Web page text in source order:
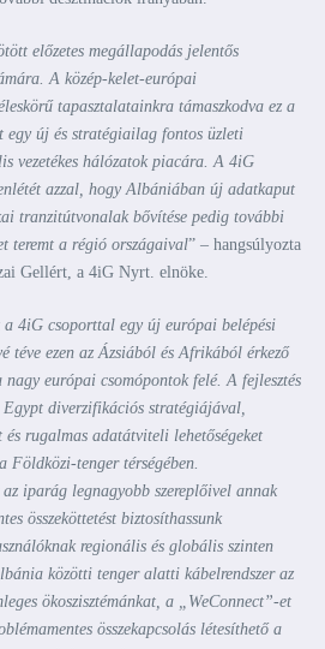
előzetes megállapodás jelentős
A közép-kelet-európai
tapasztalatainkra támaszkodva ez a
egy új és stratégiailag fontos üzleti
vezetékes hálózatok piacára. A 4iG
azzal, hogy Albániában új adatkaput
tranzitútvonalak bővítése pedig további
teremt a régió országaival” – hangsúlyozta
Gellért, a 4iG Nyrt. elnöke.
4iG csoporttal egy új európai belépési
téve ezen az Ázsiából és Afrikából érkező
európai csomópontok felé. A fejlesztés
Egypt diverzifikációs stratégiájával,
és rugalmas adatátviteli lehetőségeket
Földközi-tenger térségében.
az iparág legnagyobb szereplőivel annak
összeköttetést biztosíthassunk
regionális és globális szinten
közötti tenger alatti kábelrendszer az
ökoszisztémánkat, a „WeConnect”-et
összekapcsolás létesíthető a